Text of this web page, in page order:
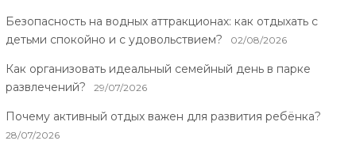
Безопасность на водных аттракционах: как отдыхать с
детьми спокойно и с удовольствием?
02/08/2026
Как организовать идеальный семейный день в парке
развлечений?
29/07/2026
Почему активный отдых важен для развития ребёнка?
28/07/2026